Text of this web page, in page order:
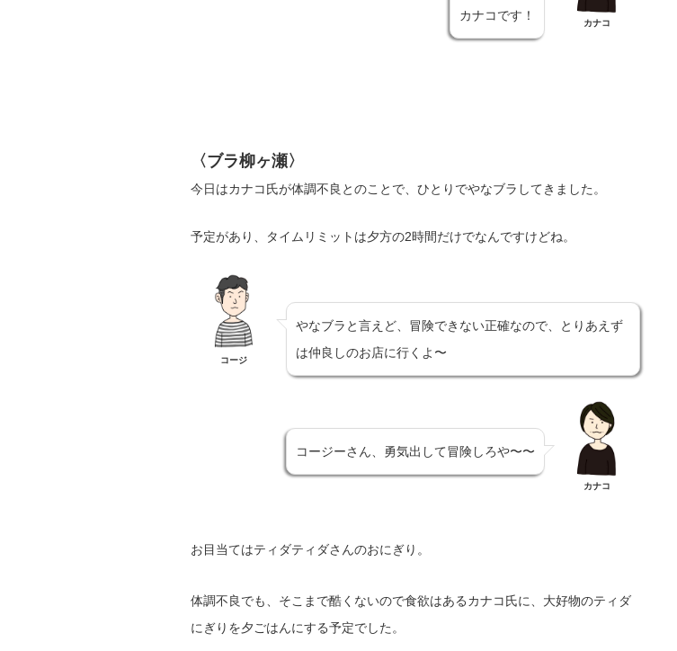
カナコです！
カナコ
〈ブラ柳ヶ瀬〉
今日はカナコ氏が体調不良とのことで、ひとりでやなブラしてきました。
予定があり、タイムリミットは夕方の2時間だけでなんですけどね。
コージ
やなブラと言えど、冒険できない正確なので、とりあえず
は仲良しのお店に行くよ〜
コージーさん、勇気出して冒険しろや〜〜
カナコ
お目当てはティダティダさんのおにぎり。
体調不良でも、そこまで酷くないので食欲はあるカナコ氏に、大好物のティダ
にぎりを夕ごはんにする予定でした。